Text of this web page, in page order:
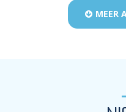
MEER